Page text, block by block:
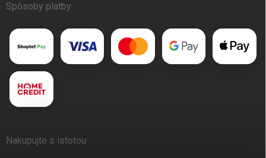
Spôsoby platby
Nakupujte s istotou